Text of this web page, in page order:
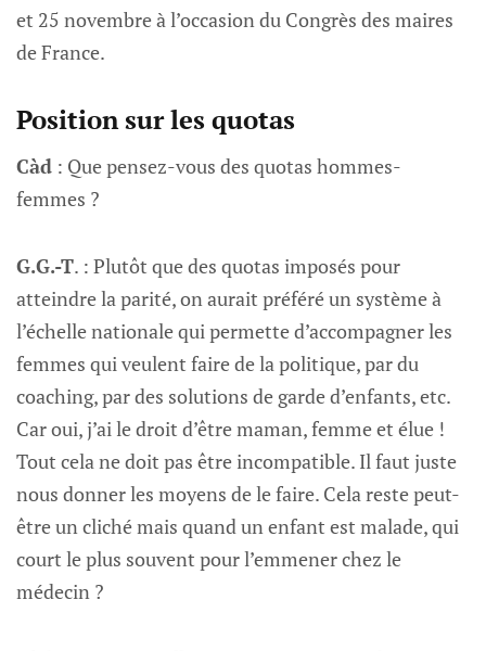
et 25 novembre à l’occasion du Congrès des maires
de France.
Position sur les quotas
Càd : Que pensez-vous des quotas hommes-
femmes ?
G.G.-T. : Plutôt que des quotas imposés pour
atteindre la parité, on aurait préféré un système à
l’échelle nationale qui permette d’accompagner les
femmes qui veulent faire de la politique, par du
coaching, par des solutions de garde d’enfants, etc.
Car oui, j’ai le droit d’être maman, femme et élue !
Tout cela ne doit pas être incompatible. Il faut juste
nous donner les moyens de le faire. Cela reste peut-
être un cliché mais quand un enfant est malade, qui
court le plus souvent pour l’emmener chez le
médecin ?